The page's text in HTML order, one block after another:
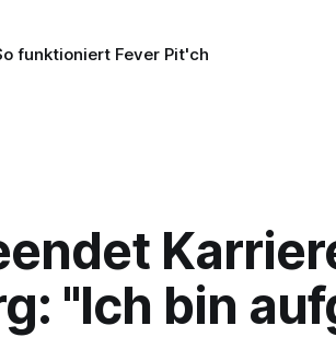
funktioniert Fever Pit'ch
"Ich bin